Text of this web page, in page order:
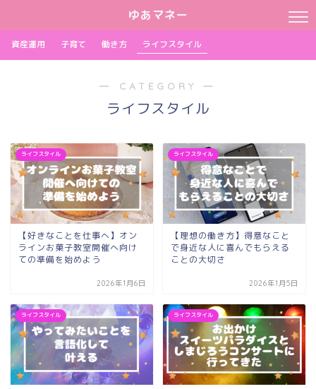
ゆあマネー
資産運用 子育て 働き方 ライフスタイル
― CATEGORY ―
ライフスタイル
ライフスタイル
【好きなことを仕事へ】オン
ラインお菓子教室開催へ向け
ての準備を始めよう
2026年1月6日
ライフスタイル
【理想の働き方】得意なこと
で身近な人に喜んでもらえる
ことの大切さ
2026年1月5日
ライフスタイル ライフスタイル